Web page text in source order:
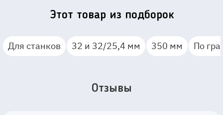
Этот товар из подборок
Для станков 32 и 32/25,4 мм 350 мм По
Отзывы